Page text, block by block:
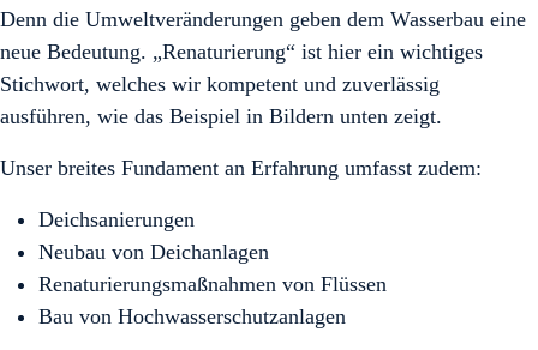
Denn die Umweltveränderungen geben dem Wasserbau eine
neue Bedeutung. „Renaturierung“ ist hier ein wichtiges
Stichwort, welches wir kompetent und zuverlässig
ausführen, wie das Beispiel in Bildern unten zeigt.
Unser breites Fundament an Erfahrung umfasst zudem:
Deichsanierungen
Neubau von Deichanlagen
Renaturierungsmaßnahmen von Flüssen
Bau von Hochwasserschutzanlagen